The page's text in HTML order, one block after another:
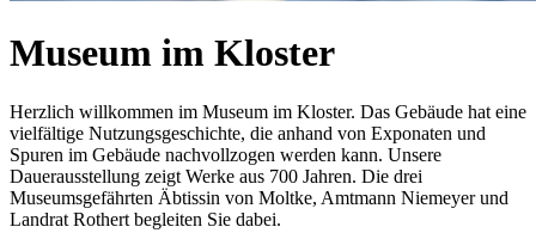
Museum im Kloster
Herzlich willkommen im Museum im Kloster. Das Gebäude hat eine
vielfältige Nutzungsgeschichte, die anhand von Exponaten und
Spuren im Gebäude nachvollzogen werden kann. Unsere
Dauerausstellung zeigt Werke aus 700 Jahren. Die drei
Museumsgefährten Äbtissin von Moltke, Amtmann Niemeyer und
Landrat Rothert begleiten Sie dabei.